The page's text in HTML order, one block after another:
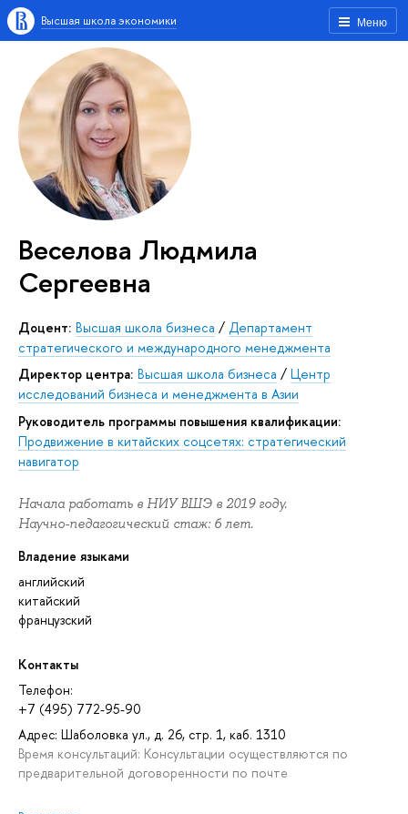
Меню
Высшая школа экономики
Веселова Людмила
Сергеевна
Доцент: Высшая школа бизнеса / Департамент
стратегического и международного менеджмента
Директор центра: Высшая школа бизнеса / Центр
исследований бизнеса и менеджмента в Азии
Руководитель программы повышения квалификации:
Продвижение в китайских соцсетях: стратегический
навигатор
Начала работать в НИУ ВШЭ в 2019 году.
Научно-педагогический стаж: 6 лет.
Владение языками
английский
китайский
французский
Контакты
Телефон:
+7 (495) 772-95-90
Адрес: Шаболовка ул., д. 26, стр. 1, каб. 1310
Время консультаций: Консультации осуществляются по
предварительной договоренности по почте